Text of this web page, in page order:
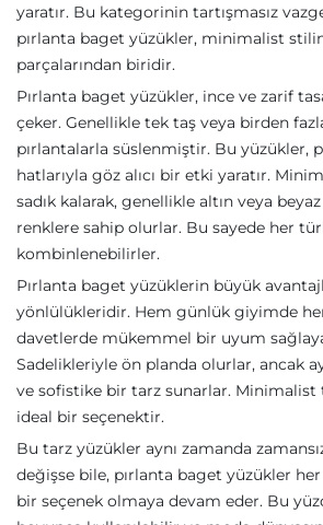
yaratır. Bu kategorinin tartışmasız
pırlanta baget yüzükler, minimalist
parçalarından biridir.
Pırlanta baget yüzükler, ince ve zarif
çeker. Genellikle tek taş veya birden
pırlantalarla süslenmiştir. Bu yüzükler,
hatlarıyla göz alıcı bir etki yaratır.
sadık kalarak, genellikle altın veya
renklere sahip olurlar. Bu sayede her
kombinlenebilirler.
Pırlanta baget yüzüklerin büyük
yönlülükleridir. Hem günlük giyimde
davetlerde mükemmel bir uyum
Sadelikleriyle ön planda olurlar, ancak
ve sofistike bir tarz sunarlar. Minimalist
ideal bir seçenektir.
Bu tarz yüzükler aynı zamanda
değişse bile, pırlanta baget yüzükler
bir seçenek olmaya devam eder. Bu